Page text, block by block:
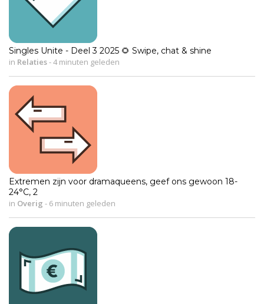
Singles Unite - Deel 3 2025 🌻 Swipe, chat & shine
in Relaties-4 minuten geleden
Extremen zijn voor dramaqueens, geef ons gewoon 18-
24°C, 2
in Overig - 6 minuten geleden